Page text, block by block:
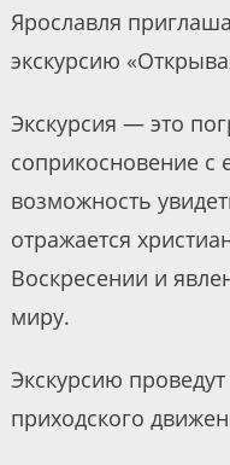
Ярославля
экскурсию
Экскурсия — это
соприкосновение с
возможность
отражается
Воскресении и
миру.
Экскурсию
приходского